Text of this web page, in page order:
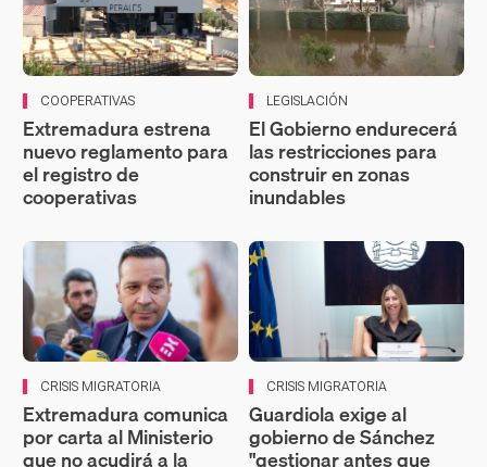
COOPERATIVAS
Extremadura estrena
nuevo reglamento para
el registro de
cooperativas
LEGISLACIÓN
El Gobierno endurecerá
las restricciones para
construir en zonas
inundables
CRISIS MIGRATORIA
Extremadura comunica
por carta al Ministerio
que no acudirá a la
CRISIS MIGRATORIA
Guardiola exige al
gobierno de Sánchez
"gestionar antes que